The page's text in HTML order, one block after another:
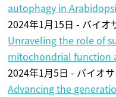
autophagy in
2024年1月15日 - バイオ
Unraveling the role of
mitochondrial function
2024年1月5日 - バイオ
Advancing the